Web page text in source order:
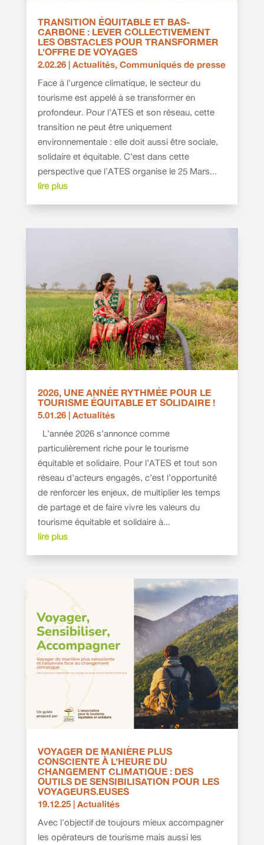
TRANSITION ÉQUITABLE ET BAS-
CARBONE : LEVER COLLECTIVEMENT
LES OBSTACLES POUR TRANSFORMER
L’OFFRE DE VOYAGES
2.02.26| Actualités, Communiqués de presse
Face à l’urgence climatique, le secteur du
tourisme est appelé à se transformer en
profondeur. Pour l’ATES et son réseau, cette
transition ne peut être uniquement
environnementale : elle doit aussi être sociale,
solidaire et équitable. C’est dans cette
perspective que l'ATES organise le 25 Mars...
lire plus
2026, UNE ANNÉE RYTHMÉE POUR LE
TOURISME ÉQUITABLE ET SOLIDAIRE !
5.01.26| Actualités
L’année 2026 s’annonce comme
particulièrement riche pour le tourisme
équitable et solidaire. Pour l’ATES et tout son
réseau d’acteurs engagés, c’est l’opportunité
de renforcer les enjeux, de multiplier les temps
de partage et de faire vivre les valeurs du
tourisme équitable et solidaire à...
lire plus
VOYAGER DE MANIÈRE PLUS
CONSCIENTE À L’HEURE DU
CHANGEMENT CLIMATIQUE : DES
OUTILS DE SENSIBILISATION POUR LES
VOYAGEURS.EUSES
19.12.25| Actualités
Avec l'objectif de toujours mieux accompagner
les opérateurs de tourisme mais aussi les